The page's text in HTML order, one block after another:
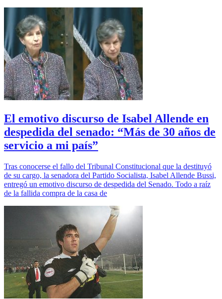
El emotivo discurso de Isabel Allende en
despedida del senado: “Más de 30 años de
servicio a mi país”
Tras conocerse el fallo del Tribunal Constitucional que la destituyó
de su cargo, la senadora del Partido Socialista, Isabel Allende Bussi,
entregó un emotivo discurso de despedida del Senado. Todo a raíz
de la fallida compra de la casa de